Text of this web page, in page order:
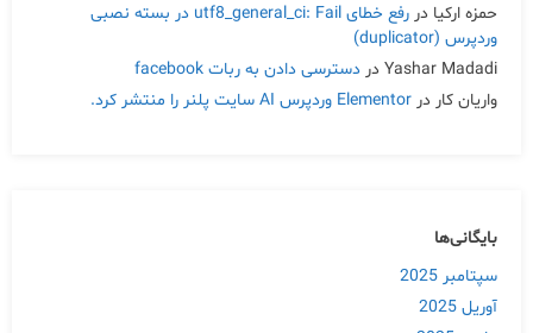
حمزه ارکیا در
رفع خطای utf8_general_ci: Fail در بسته نصبی
وردپرس (duplicator)
Yashar Madadi در دسترسی دادن به ربات facebook
واریان کار در Elementor وردپرس AI سایت پلنر را منتشر کرد.
بایگانی‌ها
سپتامبر 2025
آوریل 2025